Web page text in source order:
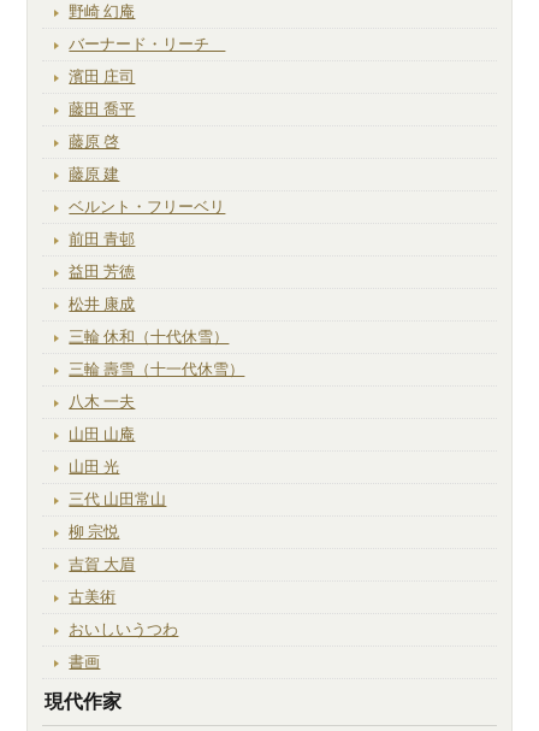
野崎 幻庵
バーナード・リーチ
濱田 庄司
藤田 喬平
藤原 啓
藤原 建
ベルント・フリーベリ
前田 青邨
益田 芳徳
松井 康成
三輪 休和（十代休雪）
三輪 壽雪（十一代休雪）
八木 一夫
山田 山庵
山田 光
三代 山田常山
柳 宗悦
吉賀 大眉
古美術
おいしいうつわ
書画
現代作家